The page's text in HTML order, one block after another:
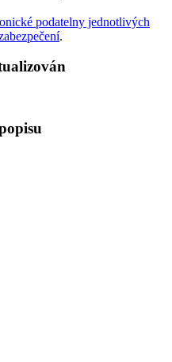
podatelny jednotlivých
.